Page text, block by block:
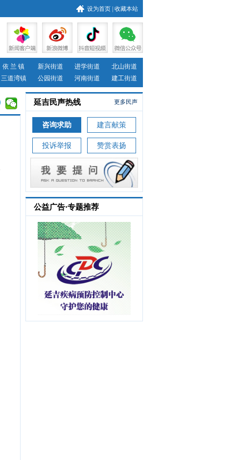
设为首页 收藏本站
依 兰 镇 新兴街道 进学街道
北山街道
三道湾镇 公园街道 河南街道 建工街道
更多民声
延吉民声热线
咨询求助 建言献策
投诉举报 赞赏表扬
公益广告·专题推荐